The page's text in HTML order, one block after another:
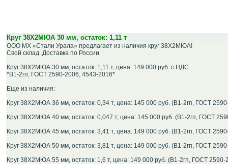
Круг 38Х2МЮА 30 мм, остаток: 1,11 т
ООО МХ «Стали Урала» предлагает из наличия круг 38Х2МЮА!
Свой склад. Доставка по России
Круг 38Х2МЮА 30 мм, остаток: 1,11 т, цена: 149 000 руб. с НДС
*В1-2гп, ГОСТ 2590-2006, 4543-2016*
Еще из наличия:
Круг 38Х2МЮА 36 мм, остаток: 0,34 т, цена: 145 000 руб. (В1-2гп, ГОСТ
Круг 38Х2МЮА 40 мм, остаток: 0,047 т, цена: 145 000 руб. (В1-2гп, ГОСТ
Круг 38Х2МЮА 45 мм, остаток: 3,41 т, цена: 149 000 руб. (В1-2гп, ГОСТ
Круг 38Х2МЮА 50 мм, остаток: 3,81 т, цена: 149 000 руб. (В1-2гп, ГОСТ
Круг 38Х2МЮА 55 мм, остаток: 1,6 т, цена: 149 000 руб. (В1-2гп, ГОСТ